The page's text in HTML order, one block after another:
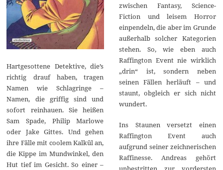
Hartgesottene Detektive, die’s
richtig drauf haben, tragen
Namen wie Schlagringe –
Namen, die griffig sind und
sofort reinhauen. Sie heißen
Sam Spade, Philip Marlowe
oder Jake Gittes. Und gehen
ihre Fälle mit coolem Kalkül an,
die Kippe im Mundwinkel, den
Hut tief im Gesicht. So einer –
zwischen Fantasy, Science-
Fiction und leisem Horror
einpendeln, die aber im Grunde
außerhalb solcher Kategorien
stehen. So, wie eben auch
Raffington Event nie wirklich
„drin“ ist, sondern neben
seinen Fällen herläuft – und
staunt, obgleich er sich nicht
wundert.
Ins Staunen versetzt einen
Raffington Event auch
aufgrund seiner zeichnerischen
Raffinesse. Andreas gehört